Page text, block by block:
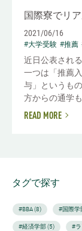
国際寮でリ
2021/06/16
#大学受験 #推薦
近日公表され
一つは「推薦
与」というも
方からの通学
READ MORE
タグで探す
#BBA (8) #国際学
#経済学部 (5) #